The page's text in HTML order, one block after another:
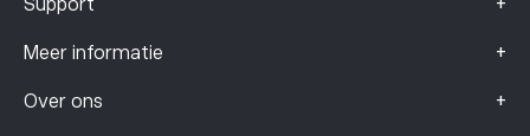
Support +
Meer informatie +
Over ons +